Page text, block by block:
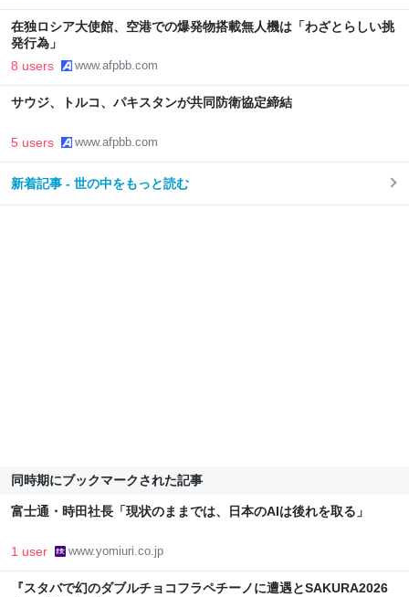
在独ロシア大使館、空港での爆発物搭載無人機は「わざとらしい挑
発行為」
8 users www.afpbb.com
サウジ、トルコ、パキスタンが共同防衛協定締結
5 users www.afpbb.com
新着記事 - 世の中をもっと読む
同時期にブックマークされた記事
富士通・時田社長「現状のままでは、日本のAIは後れを取る」
1 user www.yomiuri.co.jp
『スタバで幻のダブルチョコフラペチーノに遭遇とSAKURA2026